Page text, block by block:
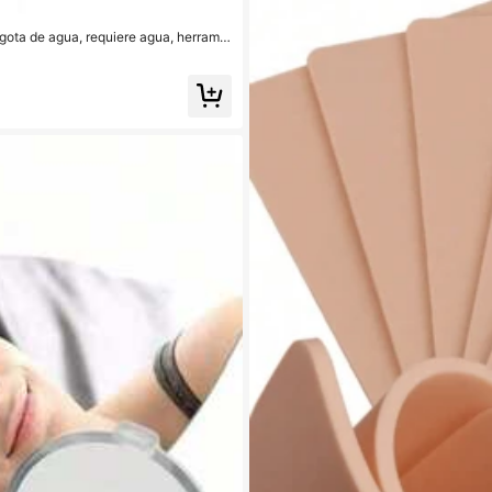
de agua, requiere agua, herramie
de depilación, eliminación